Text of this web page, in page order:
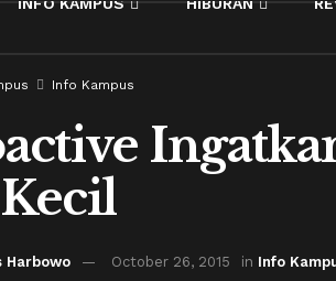
Info Kampus
Harbowo October 26, 2015 in Info